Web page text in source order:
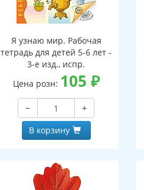
Я узнаю мир. Рабочая
тетрадь для детей 5-6 лет -
3-е изд., испр.
Цена розн: 105 ₽
−
+
В корзину